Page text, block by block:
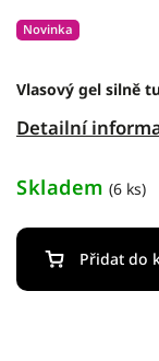
Vlasový gel silně
Detailní
Novinka
Skladem (6 ks)
Přidat do